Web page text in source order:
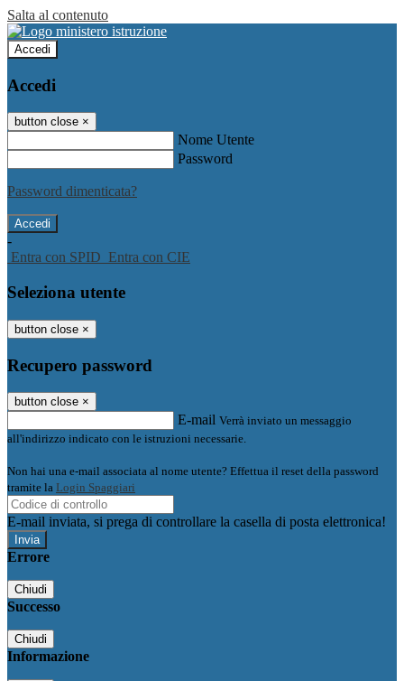
Salta al contenuto
Accedi
Accedi
button close ×
Nome Utente
Password
Password dimenticata?
-
Entra con SPID Entra con CIE
Seleziona utente
button close ×
Recupero password
button close ×
E-mail Verrà inviato un messaggio
all'indirizzo indicato con le istruzioni necessarie.
Non hai una e-mail associata al nome utente? Effettua il reset della password
tramite la Login Spaggiari
E-mail inviata, si prega di controllare la casella di posta elettronica!
Errore
Chiudi
Successo
Chiudi
Informazione